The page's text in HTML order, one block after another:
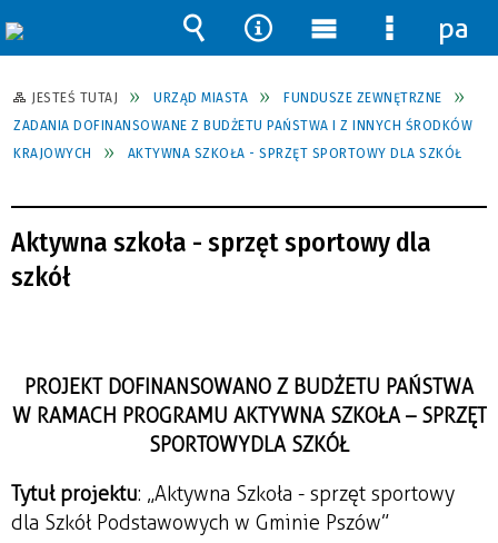
JESTEŚ TUTAJ URZĄD MIASTA
FUNDUSZE ZEWNĘTRZNE
ZADANIA DOFINANSOWANE Z BUDŻETU PAŃSTWA I Z INNYCH ŚRODKÓW
KRAJOWYCH
AKTYWNA SZKOŁA - SPRZĘT SPORTOWY DLA SZKÓŁ
Aktywna szkoła - sprzęt sportowy dla
szkół
PROJEKT DOFINANSOWANO Z BUDŻETU PAŃSTWA
W RAMACH PROGRAMU AKTYWNA SZKOŁA – SPRZĘT
SPORTOWY DLA SZKÓŁ
Tytuł projektu: „Aktywna Szkoła - sprzęt sportowy
dla Szkół Podstawowych w Gminie Pszów”
Wyszukiwarka
Narzędzia
Menu
główne
Menu